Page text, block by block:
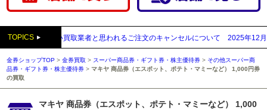
TOPICS
先が先払い買取業者と思われるご注文のキャンセルについて 2025年12月05日
金券ショップTOP >金券買取 > スーパー商品券・ギフト券・株主優待券 > その他スーパー商
品券・ギフト券・株主優待券 >マキヤ 商品券（エスポット、ポテト・マミーなど） 1,000円券
の買取
マキヤ 商品券（エスポット、ポテト・マミーなど） 1,000